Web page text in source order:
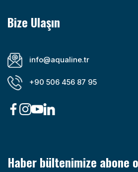
Bize Ulaşın
info@aqualine.tr
+90 506 456 87 95
Haber bültenimize abone